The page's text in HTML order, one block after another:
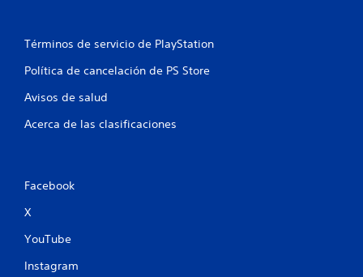
Términos de servicio de PlayStation
Política de cancelación de PS Store
Avisos de salud
Acerca de las clasificaciones
Facebook
X
YouTube
Instagram